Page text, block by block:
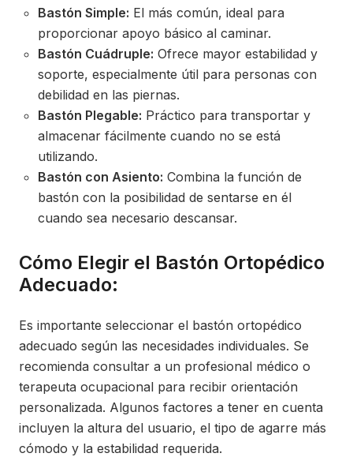
Bastón Simple: El más común, ideal para
proporcionar apoyo básico al caminar.
Bastón Cuádruple: Ofrece mayor estabilidad y
soporte, especialmente útil para personas con
debilidad en las piernas.
Bastón Plegable: Práctico para transportar y
almacenar fácilmente cuando no se está
utilizando.
Bastón con Asiento: Combina la función de
bastón con la posibilidad de sentarse en él
cuando sea necesario descansar.
Cómo Elegir el Bastón Ortopédico
Adecuado:
Es importante seleccionar el bastón ortopédico
adecuado según las necesidades individuales. Se
recomienda consultar a un profesional médico o
terapeuta ocupacional para recibir orientación
personalizada. Algunos factores a tener en cuenta
incluyen la altura del usuario, el tipo de agarre más
cómodo y la estabilidad requerida.